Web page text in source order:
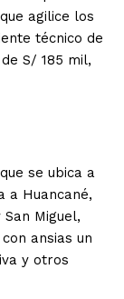
agilice los
técnico de
S/ 185 mil,
se ubica a
a Huancané,
Miguel,
ansias un
y otros